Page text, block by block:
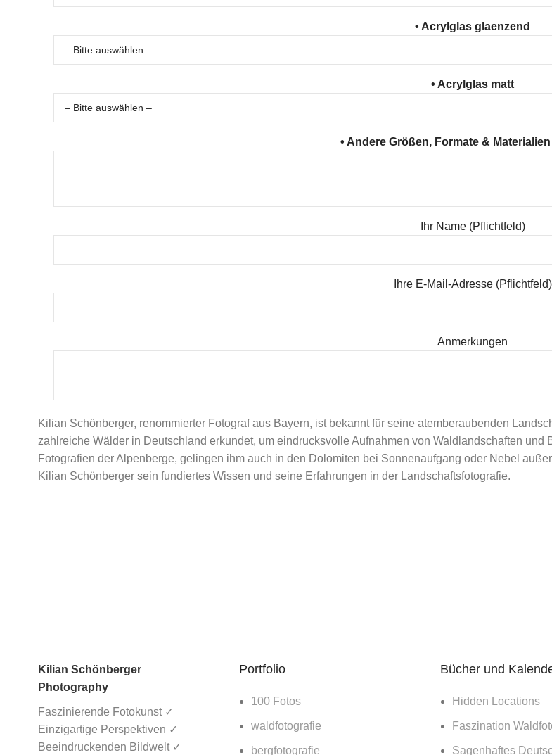
• Acrylglas glaenzend
• Acrylglas matt
• Andere Größen, Formate &
Ihr Name (Pflichtfeld)
Ihre E-Mail-Adresse (Pflichtfeld)
Anmerkungen
Mit der Verwendung dieses Formulars erklären Sie sich mit der Speicherung und
Ich habe dieDatenschutzerklärunggelesen und bin
Erdpyramiden II
Kilian Schönberger, renommierter Fotograf aus Bayern, ist bekannt für seine atemberaubenden
zahlreiche Wälder in Deutschland erkundet, um eindrucksvolle Aufnahmen von Waldlandschaften
Fotografien der Alpenberge, gelingen ihm auch in den Dolomiten bei Sonnenaufgang oder Nebel
Kilian Schönberger sein fundiertes Wissen und seine Erfahrungen in der Landschaftsfotografie.
Kilian Schönberger
Photography
Faszinierende Fotokunst ✓
Einzigartige Perspektiven ✓
Beeindruckenden Bildwelt ✓
Portfolio
100 Fotos
waldfotografie
bergfotografie
Bücher und
Hidden Locations
Faszination
Sagenhaftes